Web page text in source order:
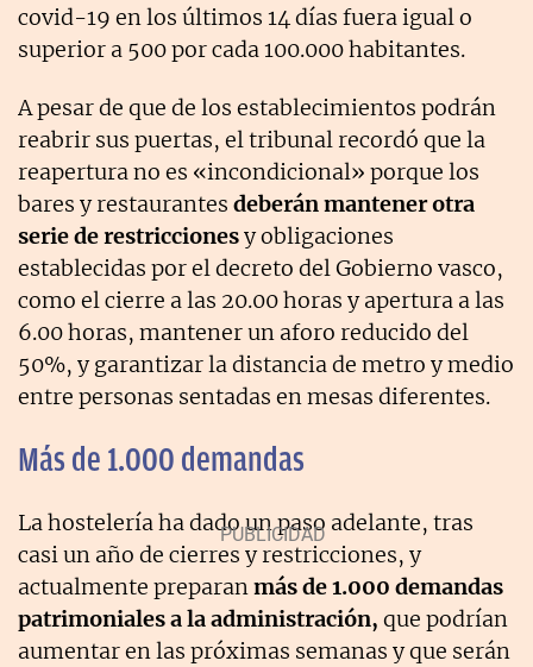
covid-19 en los últimos 14 días fuera igual o
superior a 500 por cada 100.000 habitantes.
A pesar de que de los establecimientos podrán
reabrir sus puertas, el tribunal recordó que la
reapertura no es «incondicional» porque los
bares y restaurantes deberán mantener otra
serie de restriccionesy obligaciones
establecidas por el decreto del Gobierno vasco,
como el cierre a las 20.00 horas y apertura a las
6.00 horas, mantener un aforo reducido del
50%, y garantizar la distancia de metro y medio
entre personas sentadas en mesas diferentes.
Más de 1.000 demandas
La hostelería ha dado un paso adelante, tras
casi un año de cierres y restricciones, y
actualmente preparanmás de 1.000 demandas
patrimoniales a la administración, que podrían
aumentar en las próximas semanas y que serán